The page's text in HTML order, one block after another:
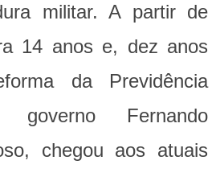
militar. A partir de
14 anos e, dez anos
da Previdência
governo Fernando
chegou aos atuais